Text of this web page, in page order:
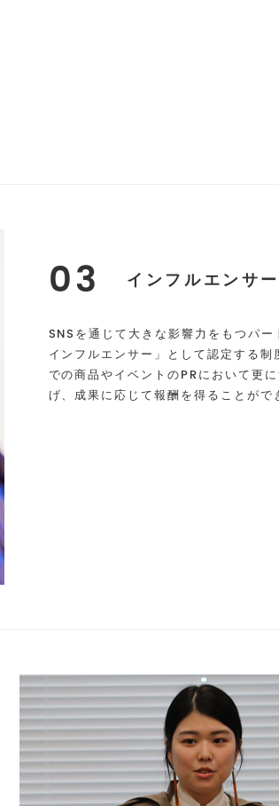
03 インフルエンサ
SNSを通じて大きな影響力をもつパー
インフルエンサー」として認定する制
での商品やイベントのPRにおいて更
げ、成果に応じて報酬を得ることがで